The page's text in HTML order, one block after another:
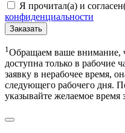
Я прочитал(а) и
конфиденциальности
Заказать
1Обращаем ваше внимание,
доступна только в рабочие
заявку в нерабочее время,
следующего рабочего дня.
указывайте желаемое время